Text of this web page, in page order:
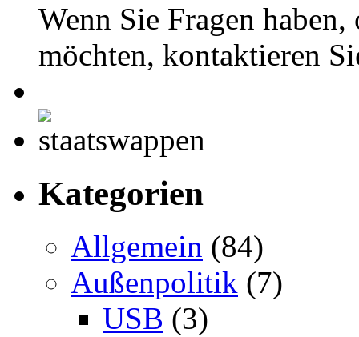
Wenn Sie Fragen
möchten, kontaktieren
Kategorien
Allgemein (84)
Außenpolitik (7)
USB (3)